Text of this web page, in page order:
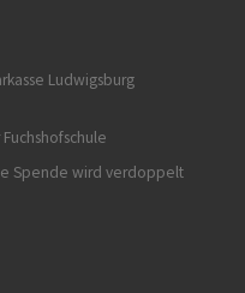
Ludwigsburg
Spende wird verdoppelt